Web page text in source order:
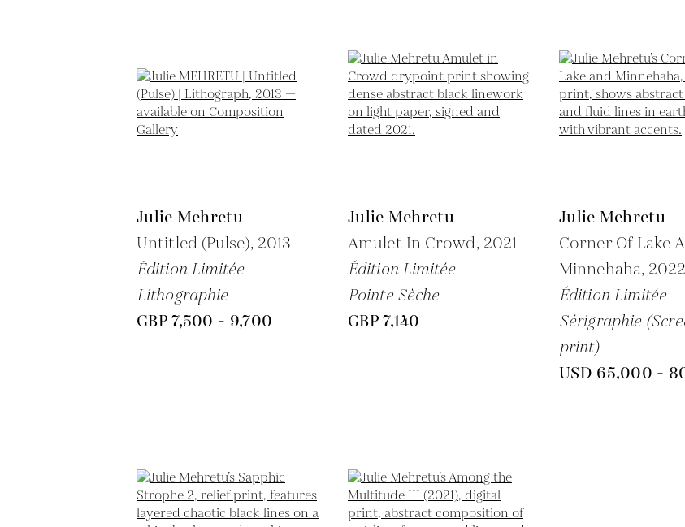
Julie Mehretu
Untitled (Pulse), 2013
Édition Limitée
Lithographie
GBP 7,500 - 9,700
Julie Mehretu
Amulet In Crowd, 2021
Édition Limitée
Pointe Sèche
GBP 7,140
Julie Mehretu
Corner Of Lake
Minnehaha, 2022
Édition Limitée
Sérigraphie
print)
USD 65,000 -